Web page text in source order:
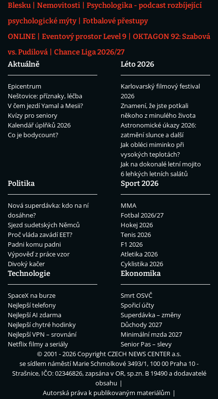
Blesku
Nemovitosti
Psychologika - podcast rozbíjející
psychologické mýty
Fotbalové přestupy
ONLINE
Eventový prostor Level 9
OKTAGON 92: Szabová
vs. Pudilová
Chance Liga 2026/27
Aktuálně
Epicentrum
Neštovice: příznaky, léčba
V čem jezdí Yamal a Mesii?
Kvízy pro seniory
Kalendář úplňků 2026
Co je bodycount?
Léto 2026
Karlovarský filmový festival
2026
Znamení, že jste potkali
někoho z minulého života
Astronomické úkazy 2026:
zatmění slunce a další
Jak obléci miminko při
vysokých teplotách?
Jak na dokonalé letní mojito
6 lehkých letních salátů
Politika
Nová superdávka: kdo na ní
dosáhne?
Sjezd sudetských Němců
Proč vláda zavádí EET?
Padni komu padni
Výpověď z práce vzor
Divoký kačer
Sport 2026
MMA
Fotbal 2026/27
Hokej 2026
Tenis 2026
F1 2026
Atletika 2026
Cyklistika 2026
Technologie
SpaceX na burze
Nejlepší telefony
Nejlepší AI zdarma
Nejlepší chytré hodinky
Nejlepší VPN – srovnání
Netflix filmy a seriály
Ekonomika
Smrt OSVČ
Spořicí účty
Superdávka – změny
Důchody 2027
Minimální mzda 2027
Senior Pas – slevy
© 2001 - 2026 CopyrightCZECH NEWS CENTER a.s.
se sídlem náměstí Marie Schmolkové 3493/1, 100 00 Praha 10 -
Strašnice, IČO: 02346826, zapsána v OR, sp.zn. B 19490 a dodavatelé
obsahu
Autorská práva k publikovaným materiálům